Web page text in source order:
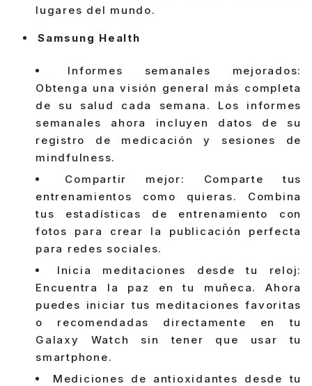
lugares del mundo.
Samsung Health
Informes semanales mejorados:
Obtenga una visión general más completa
de su salud cada semana. Los informes
semanales ahora incluyen datos de su
registro de medicación y sesiones de
mindfulness.
Compartir mejor: Comparte tus
entrenamientos como quieras. Combina
tus estadísticas de entrenamiento con
fotos para crear la publicación perfecta
para redes sociales.
Inicia meditaciones desde tu reloj:
Encuentra la paz en tu muñeca. Ahora
puedes iniciar tus meditaciones favoritas
o recomendadas directamente en tu
Galaxy Watch sin tener que usar tu
smartphone.
Mediciones de antioxidantes desde tu